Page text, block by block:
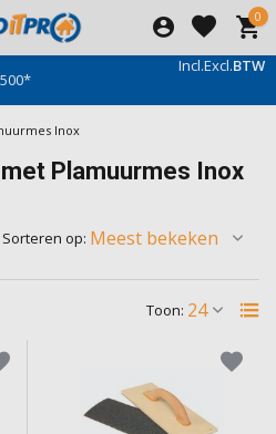
0
Incl.Excl.BTW
Inox
Plamuurmes Inox
Toon:
Sorteren op: